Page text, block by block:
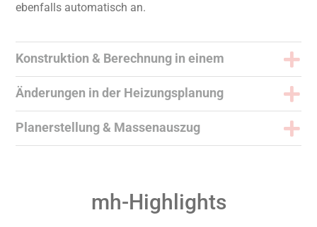
ebenfalls automatisch an.
Konstruktion & Berechnung in einem
Änderungen in der Heizungsplanung
Planerstellung & Massenauszug
mh-Highlights